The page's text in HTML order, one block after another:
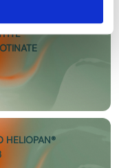
HELIOPAN®